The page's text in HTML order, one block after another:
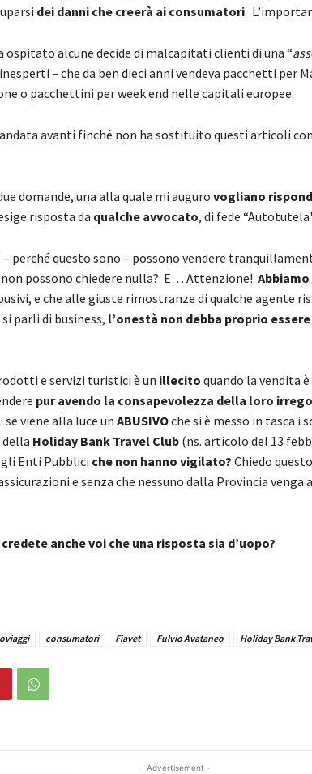
dei danni che creerà ai consumatori.
ospitato alcune decide di malcapitati clienti di una “
– che da ben dieci anni vendeva pacchetti per
o pacchettini per week end nelle capitali europee.
avanti finché non ha sostituito questi articoli
domande, una alla quale mi auguro vogliano
risposta da qualche avvocato, di fede
– perché questo sono – possono vendere
possono chiedere nulla? E… Attenzione!
e che alle giuste rimostranze di qualche agente
parli di business, l’onestà non debba proprio
e servizi turistici è un illecito quando la vendita
pur avendo la consapevolezza della loro
viene alla luce un ABUSIVOche si è messo in tasca i
Holiday Bank Travel Club (ns. articolo del 13
gli Enti Pubblici che non hanno vigilato? Chiedo
e senza che nessuno dalla Provincia
anche voi che una risposta sia d’uopo?
consumatori Fiavet Fulvio Avataneo Holiday Bank
- Advertisement -